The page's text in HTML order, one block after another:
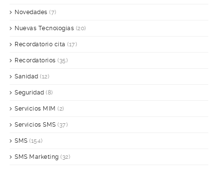
Novedades (7)
Nuevas Tecnologías (20)
Recordatorio cita (17)
Recordatorios (35)
Sanidad (12)
Seguridad (8)
Servicios MIM (2)
Servicios SMS (37)
SMS (154)
SMS Marketing (32)